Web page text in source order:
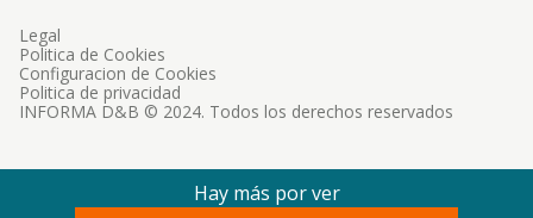
INFORMA D&B © 2024. Todos los derechos reservados
Legal
Politica de Cookies
Configuracion de Cookies
Politica de privacidad
Hay más por ver